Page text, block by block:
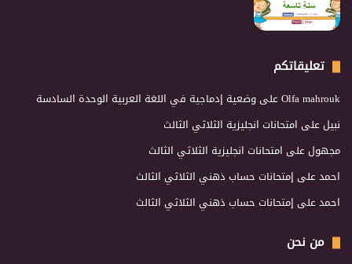
تعليقاتكم
Olfa mahroukعلى وضعية إدماجية في اللغة العربية الوحدة السادسة
نبيلعلى امتحانات انجليزية الثلاثي الثالث
مجهولعلى امتحانات انجليزية الثلاثي الثالث
احمدعلى إمتحانات حساب ذهني الثلاثي الثالث
احمدعلى إمتحانات حساب ذهني الثلاثي الثالث
من نحن